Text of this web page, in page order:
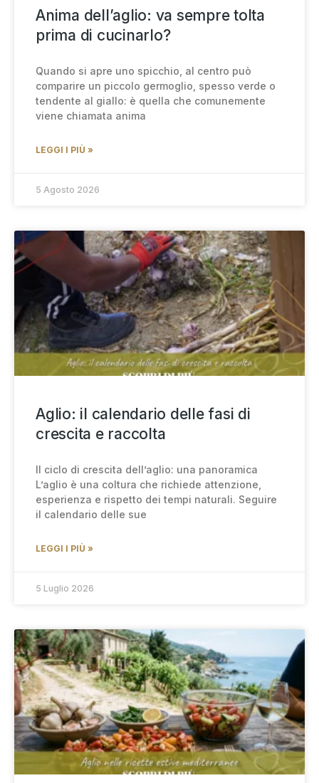
Anima dell’aglio: va sempre tolta
prima di cucinarlo?
Quando si apre uno spicchio, al centro può
comparire un piccolo germoglio, spesso verde o
tendente al giallo: è quella che comunemente
viene chiamata anima
LEGGI I PIÙ »
5 Agosto 2026
Aglio: il calendario delle fasi di
crescita e raccolta
Il ciclo di crescita dell’aglio: una panoramica
L’aglio è una coltura che richiede attenzione,
esperienza e rispetto dei tempi naturali. Seguire
il calendario delle sue
LEGGI I PIÙ »
5 Luglio 2026